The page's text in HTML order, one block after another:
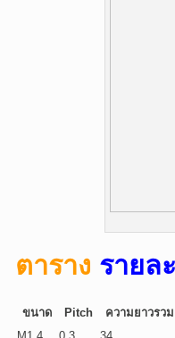
ตาราง รายล
ขนาด Pitch
ความยาวรวม